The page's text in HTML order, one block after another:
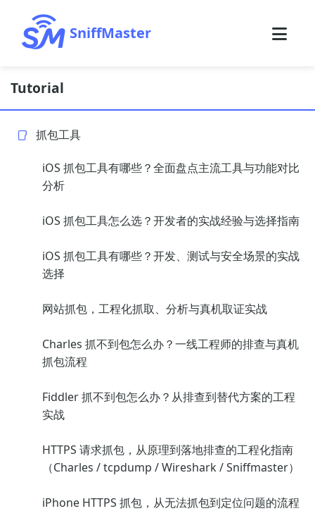
SniffMaster
Tutorial
抓包工具
iOS 抓包工具有哪些？全面盘点主流工具与功能对比
分析
iOS 抓包工具怎么选？开发者的实战经验与选择指南
iOS 抓包工具有哪些？开发、测试与安全场景的实战
选择
网站抓包，工程化抓取、分析与真机取证实战
Charles 抓不到包怎么办？一线工程师的排查与真机
抓包流程
Fiddler 抓不到包怎么办？从排查到替代方案的工程
实战
HTTPS 请求抓包，从原理到落地排查的工程化指南
（Charles / tcpdump / Wireshark / Sniffmaster）
iPhone HTTPS 抓包，从无法抓包到定位问题的流程